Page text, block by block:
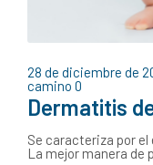
28 de diciembre de
camino 0
Dermatitis
Se caracteriza por
La mejor manera de